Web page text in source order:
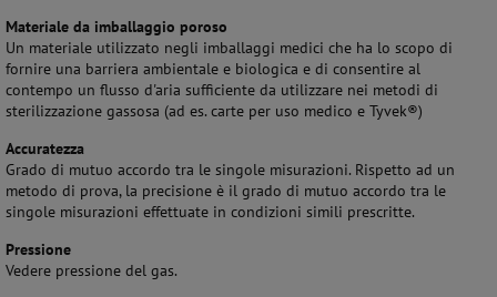
Materiale da imballaggio poroso
Un materiale utilizzato negli imballaggi medici che ha lo scopo di
fornire una barriera ambientale e biologica e di consentire al
contempo un flusso d'aria sufficiente da utilizzare nei metodi di
sterilizzazione gassosa (ad es. carte per uso medico e Tyvek®)
Accuratezza
Grado di mutuo accordo tra le singole misurazioni. Rispetto ad un
metodo di prova, la precisione è il grado di mutuo accordo tra le
singole misurazioni effettuate in condizioni simili prescritte.
Pressione
Vedere pressione del gas.